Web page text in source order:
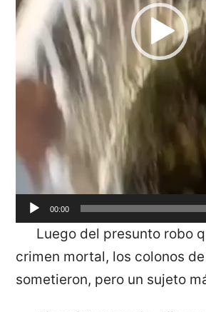
00:00
Luego del presunto robo
crimen mortal, los colonos
sometieron, pero un sujeto